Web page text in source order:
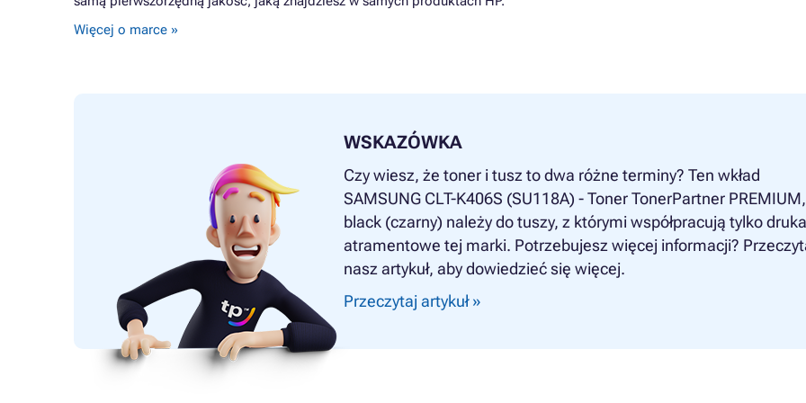
Więcej o marce »
WSKAZÓWKA
Czy wiesz, że toner i tusz to dwa różne terminy? Ten wkład
SAMSUNG CLT-K406S (SU118A) - Toner TonerPartner PREMIUM,
black (czarny) należy do tuszy, z którymi współpracują tylko
atramentowe tej marki. Potrzebujesz więcej informacji?
nasz artykuł, aby dowiedzieć się więcej.
Przeczytaj artykuł »